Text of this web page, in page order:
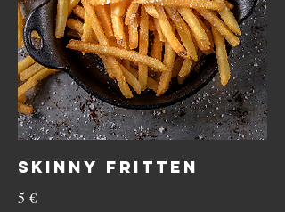
SKINNY FRITTEN
5 €